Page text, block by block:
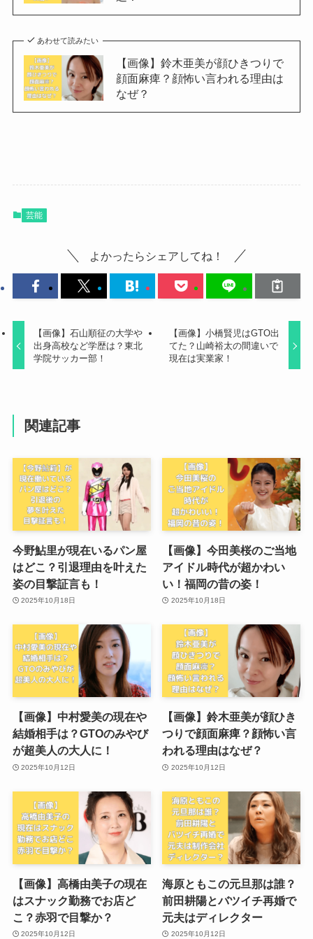
あわせて読みたい
【画像】鈴木亜美が顔ひきつりで
顔面麻痺？顔怖い言われる理由は
なぜ？
芸能
よかったらシェアしてね！
【画像】石山順征の大学や
出身高校など学歴は？東北
学院サッカー部！
【画像】小橋賢児はGTO出
てた？山崎裕太の間違いで
現在は実業家！
関連記事
今野鮎里が現在いるパン屋
はどこ？引退理由を叶えた
姿の目撃証言も！
2025年10月18日
【画像】今田美桜のご当地
アイドル時代が超かわい
い！福岡の昔の姿！
2025年10月18日
【画像】中村愛美の現在や
結婚相手は？GTOのみやび
が超美人の大人に！
2025年10月12日
【画像】鈴木亜美が顔ひき
つりで顔面麻痺？顔怖い言
われる理由はなぜ？
2025年10月12日
【画像】高橋由美子の現在
はスナック勤務でお店ど
こ？赤羽で目撃か？
2025年10月12日
海原ともこの元旦那は誰？
前田耕陽とバツイチ再婚で
元夫はディレクター
2025年10月12日